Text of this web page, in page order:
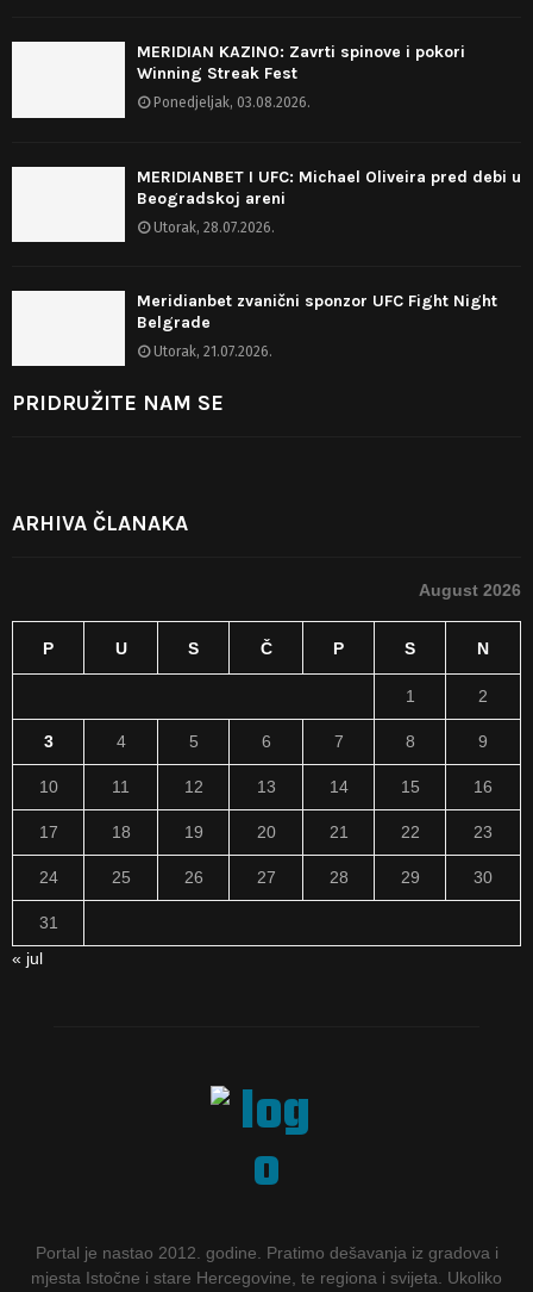
MERIDIAN KAZINO: Zavrti spinove i pokori
Winning Streak Fest
Ponedjeljak, 03.08.2026.
MERIDIANBET I UFC: Michael Oliveira pred debi u
Beogradskoj areni
Utorak, 28.07.2026.
Meridianbet zvanični sponzor UFC Fight Night
Belgrade
Utorak, 21.07.2026.
PRIDRUŽITE NAM SE
ARHIVA ČLANAKA
August 2026
P U S Č P S N
1 2
3 4 5 6 7 8 9
10 11 12 13 14 15 16
17 18 19 20 21 22 23
24 25 26 27 28 29 30
31
« jul
Portal je nastao 2012. godine. Pratimo dešavanja iz gradova i
mjesta Istočne i stare Hercegovine, te regiona i svijeta. Ukoliko